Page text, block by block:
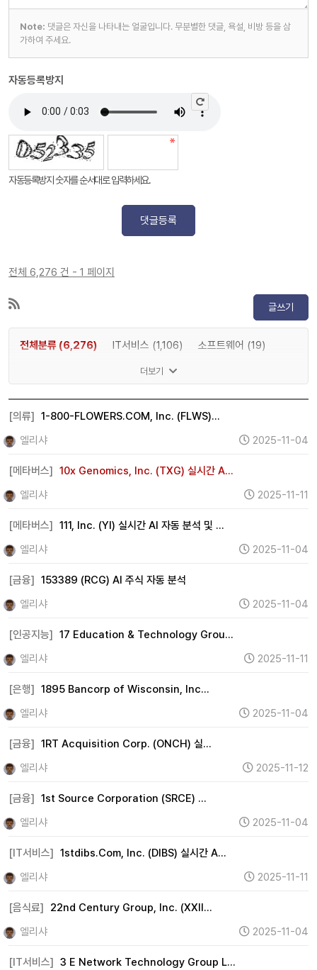
Note: 댓글은 자신을 나타내는 얼굴입니다. 무분별한 댓글, 욕설, 비방 등을 삼
가하여 주세요.
자동등록방지
자동등록방지 숫자를 순서대로 입력하세요.
댓글등록
전체 6,276 건 - 1 페이지
글쓰기
전체분류 (6,276) IT서비스 (1,106)
소프트웨어 (19)
인공지능 (83)
2차전지 (0)
자율주행 (0) 로봇 (0)
우주항공 (2)
자동차 (15)
방위산업 (0)
풍력 (0)
태양광 (0) 에너지 (360)
화학 (18)
철강 (7)
엔터테인먼트 (2)
광고 (0)
웹툰 (0) 여행 (1) 항공 (0)
면세점 (0)
음식료 (154)
더보기
[의류] 1-800-FLOWERS.COM, Inc. (FLWS)…
엘리샤
2025-11-04
[메타버스] 10x Genomics, Inc. (TXG) 실시간 A…
엘리샤
2025-11-11
[메타버스] 111, Inc. (YI) 실시간 AI 자동 분석 및 …
엘리샤
2025-11-04
[금융] 153389 (RCG) AI 주식 자동 분석
엘리샤
2025-11-04
[인공지능] 17 Education & Technology Grou…
엘리샤
2025-11-11
[은행] 1895 Bancorp of Wisconsin, Inc…
엘리샤
2025-11-04
[금융] 1RT Acquisition Corp. (ONCH) 실…
엘리샤
2025-11-12
[금융] 1st Source Corporation (SRCE) …
엘리샤
2025-11-04
[IT서비스] 1stdibs.Com, Inc. (DIBS) 실시간 A…
엘리샤
2025-11-11
[음식료]
22nd Century Group, Inc. (XXII…
엘리샤
2025-11-04
[IT서비스] 3 E Network Technology Group L…